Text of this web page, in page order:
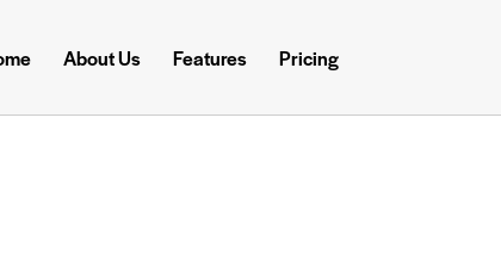
About Us Features Pricing